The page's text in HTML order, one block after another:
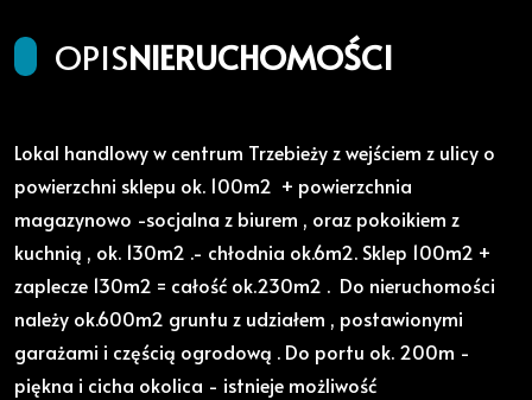
OPISNIERUCHOMOŚCI
Lokal handlowy w centrum Trzebieży z wejściem z ulicy o
powierzchni sklepu ok. 100m2 + powierzchnia
magazynowo -socjalna z biurem , oraz pokoikiem z
kuchnią , ok. 130m2 .- chłodnia ok.6m2. Sklep 100m2 +
zaplecze 130m2 = całość ok.230m2 . Do nieruchomości
należy ok.600m2 gruntu z udziałem , postawionymi
garażami i częścią ogrodową . Do portu ok. 200m -
piękna i cicha okolica - istnieje możliwość